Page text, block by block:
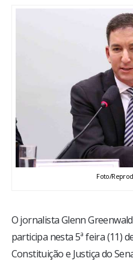
FOTOS
Foto/
O jornalista Glenn
participa nesta 5ª feira (11)
Constituição e Justiça do